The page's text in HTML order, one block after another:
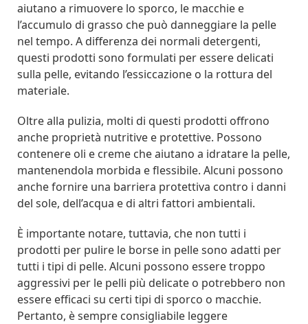
aiutano a rimuovere lo sporco, le macchie e
l’accumulo di grasso che può danneggiare la pelle
nel tempo. A differenza dei normali detergenti,
questi prodotti sono formulati per essere delicati
sulla pelle, evitando l’essiccazione o la rottura del
materiale.
Oltre alla pulizia, molti di questi prodotti offrono
anche proprietà nutritive e protettive. Possono
contenere oli e creme che aiutano a idratare la pelle,
mantenendola morbida e flessibile. Alcuni possono
anche fornire una barriera protettiva contro i danni
del sole, dell’acqua e di altri fattori ambientali.
È importante notare, tuttavia, che non tutti i
prodotti per pulire le borse in pelle sono adatti per
tutti i tipi di pelle. Alcuni possono essere troppo
aggressivi per le pelli più delicate o potrebbero non
essere efficaci su certi tipi di sporco o macchie.
Pertanto, è sempre consigliabile leggere